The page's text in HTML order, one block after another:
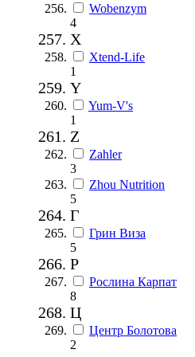
Wobenzym
4
X
Xtend-Life
1
Y
Yum-V's
1
Z
Zahler
3
Zhou Nutrition
5
Г
Грин Виза
5
Р
Рослина Карпат
8
Ц
Центр Болотова
2